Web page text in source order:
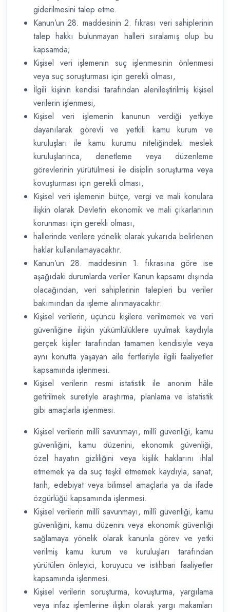
giderilmesini talep etme.
Kanun’un 28. maddesinin 2. fıkrası veri sahiplerinin
talep hakkı bulunmayan halleri sıralamış olup bu
kapsamda;
Kişisel veri işlemenin suç işlenmesinin önlenmesi
veya suç soruşturması için gerekli olması,
İlgili kişinin kendisi tarafından alenileştirilmiş kişisel
verilerin işlenmesi,
Kişisel veri işlemenin kanunun verdiği yetkiye
dayanılarak görevli ve yetkili kamu kurum ve
kuruluşları ile kamu kurumu niteliğindeki meslek
kuruluşlarınca, denetleme veya düzenleme
görevlerinin yürütülmesi ile disiplin soruşturma veya
kovuşturması için gerekli olması,
Kişisel veri işlemenin bütçe, vergi ve mali konulara
ilişkin olarak Devletin ekonomik ve mali çıkarlarının
korunması için gerekli olması,
hallerinde verilere yönelik olarak yukarıda belirlenen
haklar kullanılamayacaktır.
Kanun’un 28. maddesinin 1. fıkrasına göre ise
aşağıdaki durumlarda veriler Kanun kapsamı dışında
olacağından, veri sahiplerinin talepleri bu veriler
bakımından da işleme alınmayacaktır:
Kişisel verilerin, üçüncü kişilere verilmemek ve veri
güvenliğine ilişkin yükümlülüklere uyulmak kaydıyla
gerçek kişiler tarafından tamamen kendisiyle veya
aynı konutta yaşayan aile fertleriyle ilgili faaliyetler
kapsamında işlenmesi.
Kişisel verilerin resmi istatistik ile anonim hâle
getirilmek suretiyle araştırma, planlama ve istatistik
gibi amaçlarla işlenmesi.
Kişisel verilerin millî savunmayı, millî güvenliği, kamu
güvenliğini, kamu düzenini, ekonomik güvenliği,
özel hayatın gizliliğini veya kişilik haklarını ihlal
etmemek ya da suç teşkil etmemek kaydıyla, sanat,
tarih, edebiyat veya bilimsel amaçlarla ya da ifade
özgürlüğü kapsamında işlenmesi.
Kişisel verilerin millî savunmayı, millî güvenliği, kamu
güvenliğini, kamu düzenini veya ekonomik güvenliği
sağlamaya yönelik olarak kanunla görev ve yetki
verilmiş kamu kurum ve kuruluşları tarafından
yürütülen önleyici, koruyucu ve istihbari faaliyetler
kapsamında işlenmesi.
Kişisel verilerin soruşturma, kovuşturma, yargılama
veya infaz işlemlerine ilişkin olarak yargı makamları